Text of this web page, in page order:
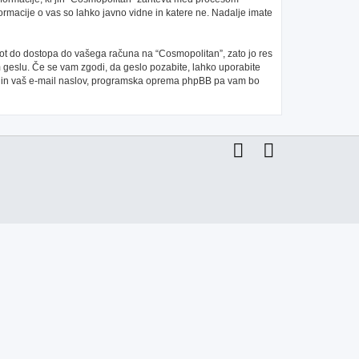
o vas so lahko javno vidne in katere ne. Nadalje imate
dostopa do vašega računa na “Cosmopolitan”, zato jo res
Če se vam zgodi, da geslo pozabite, lahko uporabite
vaš e-mail naslov, programska oprema phpBB pa vam bo